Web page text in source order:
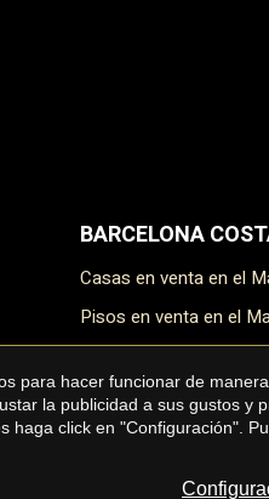
BARCELONA
Casas en venta en el
Pisos en venta en el
Terrenos en venta en
para hacer funcionar de
la publicidad a sus gustos
haga click en "Configuración".